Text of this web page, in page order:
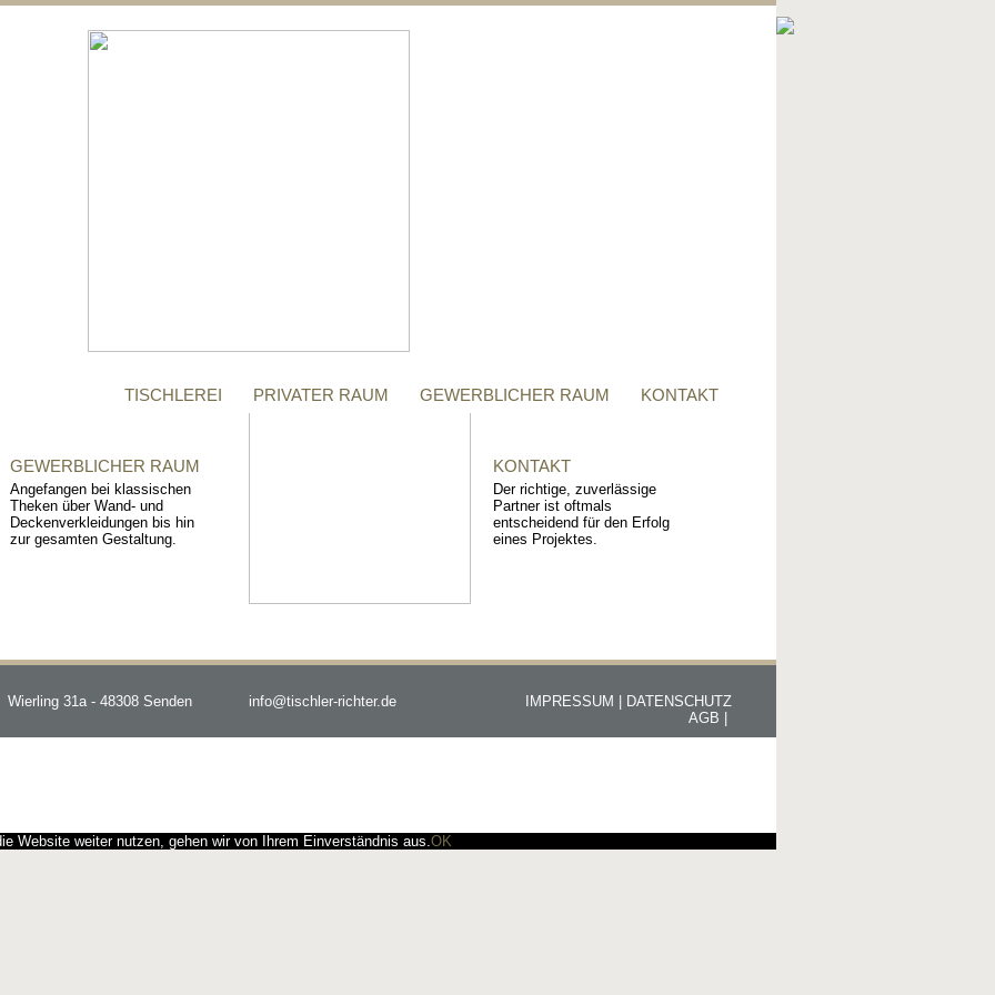
TISCHLEREI PRIVATER RAUM GEWERBLICHER RAUM KONTAKT
GEWERBLICHER RAUM
Angefangen bei klassischen
Theken über Wand- und
Deckenverkleidungen bis hin
zur gesamten Gestaltung.
KONTAKT
Der richtige, zuverlässige
Partner ist oftmals
entscheidend für den Erfolg
eines Projektes.
Wierling 31a - 48308 Senden info@tischler-richter.de DATENSCHUTZ
IMPRESSUM |
AGB |
Website weiter nutzen, gehen wir von Ihrem Einverständnis aus.OK